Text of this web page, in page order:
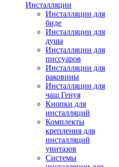
Инсталляции
Инсталляции для
биде
Инсталляции для
душа
Инсталляции для
писсуаров
Инсталляции для
раковины
Инсталляции для
чаш Генуя
Кнопки для
инсталляций
Комплекты
крепления для
инсталляций
унитазов
Системы